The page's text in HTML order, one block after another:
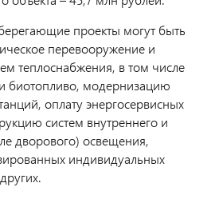
проекты могут быть
перевооружение и
теплоснабжения, в том числе
биотопливо, модернизацию
оплату энергосервисных
систем внутреннего и
дворового) освещения,
индивидуальных